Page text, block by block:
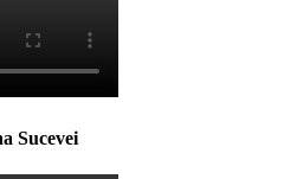
Sucevei